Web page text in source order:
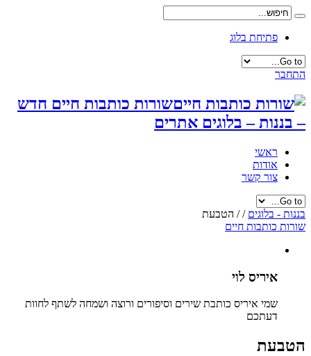
פתיחת בלוג
התחבר
שורות כותבות חיים חדש
– בננות – בלוגים אתרים
ראשי
אודות
צור קשר
בננות - בלוגים /
/ הטבעת
שורות כותבות חיים
איריס לוי
שמי איריס כותבת שירים וסיפורים ורוצה ושמחה לשתף לחוות
דעתכם
הטבעת